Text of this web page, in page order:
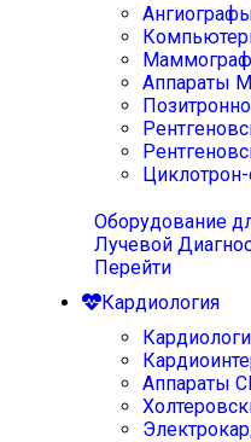
Аппараты
Оборудование
Лучевой
Перейти
Кардиология
Аппараты